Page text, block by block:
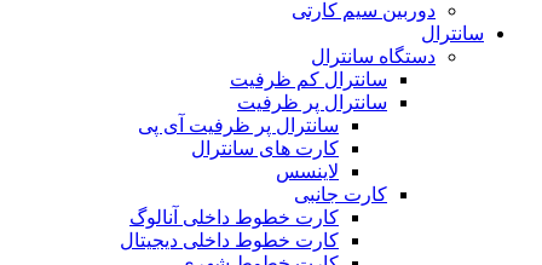
دوربین سیم کارتی
سانترال
دستگاه سانترال
سانترال کم ظرفیت
سانترال پر ظرفیت
سانترال پر ظرفیت آی پی
کارت های سانترال
لاینسس
کارت جانبی
کارت خطوط داخلی آنالوگ
کارت خطوط داخلی دیجیتال